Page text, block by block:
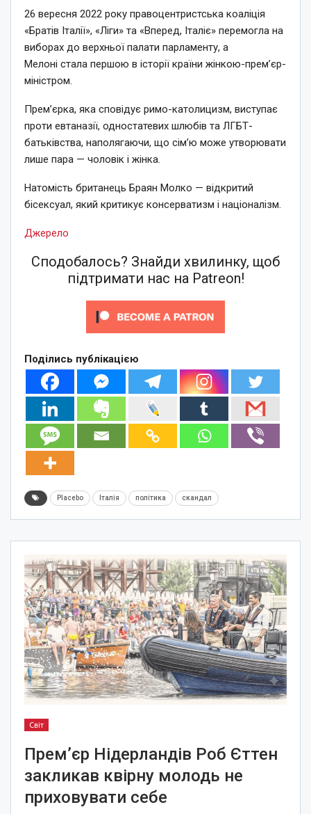
26 вересня 2022 року правоцентристська коаліція
«Братів Італії», «Ліги» та «Вперед, Італіє» перемогла на
виборах до верхньої палати парламенту, а
Мелоні стала першою в історії країни жінкою-прем’єр-
міністром.
Прем’єрка, яка сповідує римо-католицизм, виступає
проти евтаназії, одностатевих шлюбів та ЛГБТ-
батьківства, наполягаючи, що сім’ю може утворювати
лише пара — чоловік і жінка.
Натомість британець Браян Молко — відкритий
бісексуал, який критикує консерватизм і націоналізм.
Джерело
Сподобалось? Знайди хвилинку, щоб
підтримати нас на Patreon!
Поділись публікацією
Placebo Італія політика скандал
Світ
Прем’єр Нідерландів Роб Єттен
закликав квірну молодь не
приховувати себе